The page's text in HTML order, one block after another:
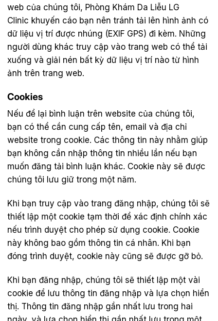
web của chúng tôi, Phòng Khám Da Liễu LG
Clinic khuyến cáo bạn nên tránh tải lên hình ảnh có
dữ liệu vị trí được nhúng (EXIF GPS) đi kèm. Những
người dùng khác truy cập vào trang web có thể tải
xuống và giải nén bất kỳ dữ liệu vị trí nào từ hình
ảnh trên trang web.
Cookies
Nếu để lại bình luận trên website của chúng tôi,
bạn có thể cần cung cấp tên, email và địa chỉ
website trong cookie. Các thông tin này nhằm giúp
bạn không cần nhập thông tin nhiều lần nếu bạn
muốn đăng tải bình luận khác. Cookie này sẽ được
chúng tôi lưu giữ trong một năm.
Khi bạn truy cập vào trang đăng nhập, chúng tôi sẽ
thiết lập một cookie tạm thời để xác định chính xác
nếu trình duyệt cho phép sử dụng cookie. Cookie
này không bao gồm thông tin cá nhân. Khi bạn
đóng trình duyệt, cookie này cũng sẽ được gỡ bỏ.
Khi bạn đăng nhập, chúng tôi sẽ thiết lập một vài
cookie để lưu thông tin đăng nhập và lựa chọn hiển
thị. Thông tin đăng nhập gần nhất lưu trong hai